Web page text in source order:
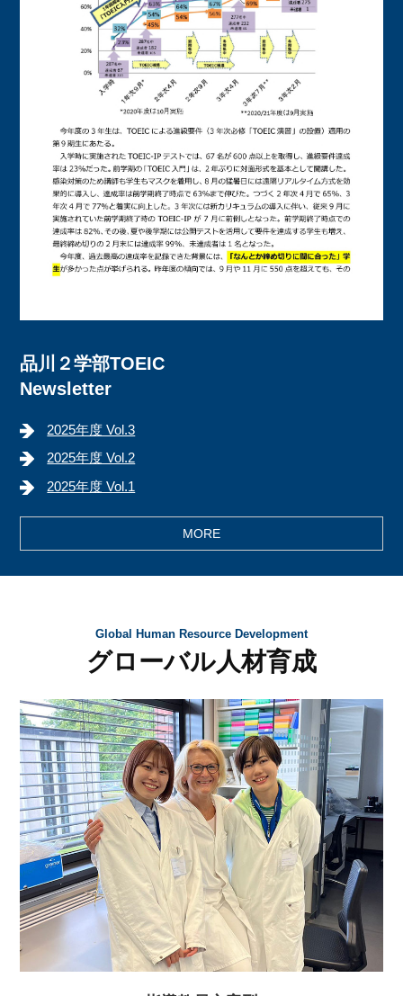
品川２学部TOEIC
Newsletter
2025年度 Vol.3
2025年度 Vol.2
2025年度 Vol.1
MORE
Global Human Resource Development
グローバル人材育成